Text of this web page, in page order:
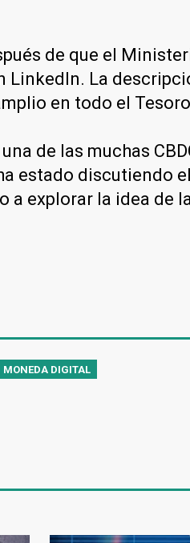
de que el
LinkedIn. La
en todo el
de las muchas
estado discutiendo
a explorar la idea de
MONEDA DIGITAL